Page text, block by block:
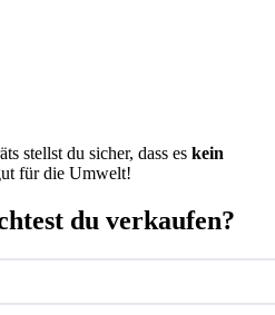
stellst du sicher, dass es kein
für die Umwelt!
du verkaufen?